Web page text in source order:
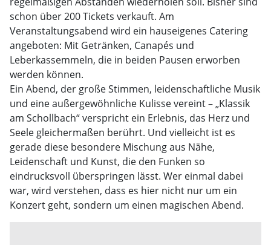
schon über 200 Tickets verkauft. Am
Veranstaltungsabend wird ein hauseigenes Catering
angeboten: Mit Getränken, Canapés und
Leberkassemmeln, die in beiden Pausen erworben
werden können.
Ein Abend, der große Stimmen, leidenschaftliche Musik
und eine außergewöhnliche Kulisse vereint – „Klassik
am Schollbach“ verspricht ein Erlebnis, das Herz und
Seele gleichermaßen berührt. Und vielleicht ist es
gerade diese besondere Mischung aus Nähe,
Leidenschaft und Kunst, die den Funken so
eindrucksvoll überspringen lässt. Wer einmal dabei
war, wird verstehen, dass es hier nicht nur um ein
Konzert geht, sondern um einen magischen Abend.